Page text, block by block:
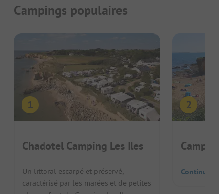
Campings populaires
Chadotel Camping Les Iles
Un littoral escarpé et préservé,
caractérisé par les marées et de petites
Continuer